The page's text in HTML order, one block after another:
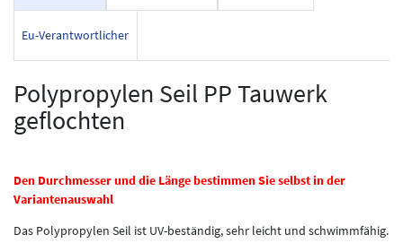
Eu-Verantwortlicher
Polypropylen Seil PP Tauwerk
geflochten
Den Durchmesser und die Länge bestimmen Sie selbst in der
Variantenauswahl
Das Polypropylen Seil ist UV-beständig, sehr leicht und schwimmfähig.